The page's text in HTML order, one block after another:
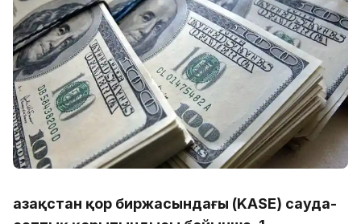
Қазақстан қор биржасындағы (KASE) сауда-